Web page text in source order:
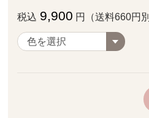
税込 9,900 円（送料660円別